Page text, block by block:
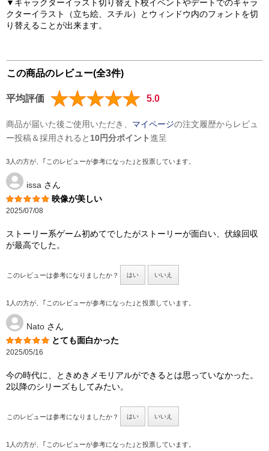
▼キャラクターイラスト切り替え下校イベントやデートでのキャラ
クターイラスト（立ち絵、スチル）とウィンドウ内のフォントを切
り替えることが出来ます。
この商品のレビュー(全3件)
平均評価 5.0
商品が届いた後ご使用いただき、 マイページの注文履歴からレビュ
ー投稿＆採用されると 10円分ポイント進呈
3人の方が、｢このレビューが参考になった｣と投票しています。
issa さん
映像が美しい
2025/07/08
ストーリー系ゲーム初めてでしたがストーリーが面白い、伏線回収
が最高でした。
このレビューは参考になりましたか？ はい いいえ
1人の方が、｢このレビューが参考になった｣と投票しています。
Nato さん
とても面白かった
2025/05/16
今の時代に、ときめきメモリアルができるとは思っていなかった。
2以降のシリーズもしてみたい。
このレビューは参考になりましたか？ はい いいえ
1人の方が、｢このレビューが参考になった｣と投票しています。